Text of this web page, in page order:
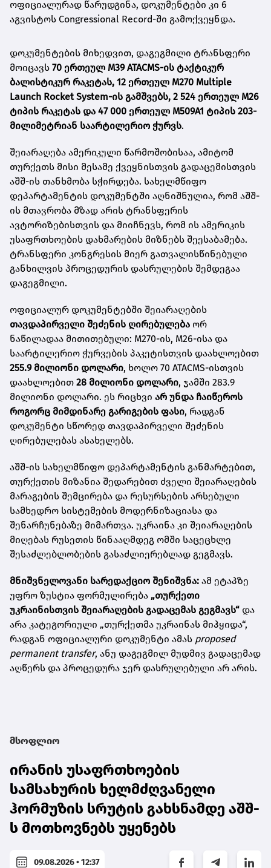
ოფიციალურად წარუდგინა, დოკუმენტები კი 6
აგვისტოს Congressional Record-ში გამოქვეყნდა.
დოკუმენტების მიხედვით, დაგეგმილი ტრანსფერი
მოიცავს 70 ერთეულ M39 ATACMS-ის ტაქტიკურ
ბალისტიკურ რაკეტას, 12 ერთეულ M270 Multiple
Launch Rocket System-ის გამშვებს, 2 524 ერთეულ M26
ტიპის რაკეტას და 47 000 ერთეულ M509A1 ტიპის 203-
მილიმეტრიან საარტილერიო ჭურვს.
შეიარაღება ამერიკული წარმოშობისაა, ამიტომ
თურქეთს მისი მესამე ქვეყნისთვის გადაცემისთვის
აშშ-ის თანხმობა სჭირდება. სახელმწიფო
დეპარტამენტის დოკუმენტში აღნიშნულია, რომ აშშ-
ის მთავრობა მზად არის ტრანსფერის
ავტორიზებისთვის და მიიჩნევს, რომ ის ამერიკის
უსაფრთხოების დახმარების მიზნებს შეესაბამება.
ტრანსფერი კონგრესის მიერ გათვალისწინებული
განხილვის პროცედურის დასრულების შემდეგაა
დაგეგმილი.
ოფიციალურ დოკუმენტებში შეიარაღების
თავდაპირველი შეძენის ღირებულება ორ
ნაწილადაა მითითებული: M270-ის, M26-ისა და
საარტილერიო ჭურვების პაკეტისთვის დაახლოებით
255.9 მილიონი დოლარი, ხოლო 70 ATACMS-ისთვის
დაახლოებით 28 მილიონი დოლარი, ჯამში 283.9
მილიონი დოლარი. ეს რიცხვი არ უნდა ჩაიწეროს
როგორც მიმდინარე გარიგების ფასი, რადგან
დოკუმენტი სწორედ თავდაპირველი შეძენის
ღირებულებას ასახელებს.
აშშ-ის სახელმწიფო დეპარტამენტის განმარტებით,
თურქეთის მიზანია შედარებით ძველი შეიარაღების
მარაგების შემცირება და რესურსების არსებული
სამხედრო სისტემების მოდერნიზაციასა და
შენარჩუნებაზე მიმართვა. უკრაინა კი შეიარაღების
მიღებას რუსეთის წინააღმდეგ ომში საცეცხლე
შესაძლებლობების გასაძლიერებლად გეგმავს.
მნიშვნელოვანი სარედაქციო შენიშვნა: ამ ეტაპზე
უფრო ზუსტია ფორმულირება „თურქეთი
უკრაინისთვის შეიარაღების გადაცემას გეგმავს“ და
არა კატეგორიული „თურქეთმა უკრაინას მიჰყიდა“,
რადგან ოფიციალური დოკუმენტი ამას proposed
permanent transfer, ანუ დაგეგმილ მუდმივ გადაცემად
აღწერს და პროცედურა ჯერ დასრულებული არ არის.
მსოფლიო
ირანის უსაფრთხოების
სამსახურის ხელმძღვანელი
ჰორმუზის სრუტის გახსნამდე აშშ-
ს მოთხოვნებს უყენებს
09.08.2026 • 12:37